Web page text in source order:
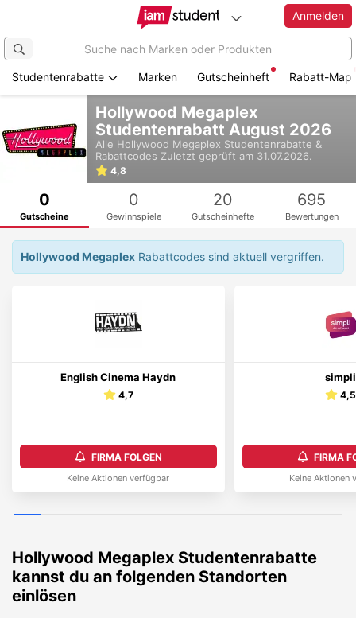
springen
Anmelden
Studentenrabatte Marken Gutscheinheft Rabatt-Map
Hollywood Megaplex
Studentenrabatt August 2026
Alle Hollywood Megaplex Studentenrabatte &
Rabattcodes Zuletzt geprüft am 31.07.2026.
4,8
0
Gutscheine
0
Gewinnspiele
20
Gutscheinhefte
695
Bewertungen
Hollywood Megaplex Rabattcodes sind aktuell vergriffen.
English Cinema Haydn
4,7
FIRMA FOLGEN
Keine Aktionen verfügbar
simpli
4,5
FIRMA
Keine Aktionen
Hollywood Megaplex Studentenrabatte
kannst du an folgenden Standorten
einlösen